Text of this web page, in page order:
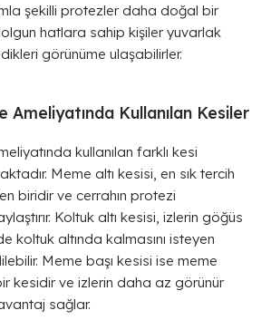
şekilli protezler daha doğal bir
hatlara sahip kişiler yuvarlak
görünüme ulaşabilirler.
Ameliyatında Kullanılan Kesiler
kullanılan farklı kesi
Meme altı kesisi, en sık tercih
biridir ve cerrahın protezi
Koltuk altı kesisi, izlerin göğüs
koltuk altında kalmasını isteyen
Meme başı kesisi ise meme
kesidir ve izlerin daha az görünür
sağlar.